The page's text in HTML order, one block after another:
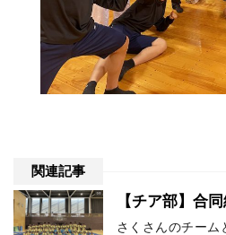
関連記事
【チア部】合
さくさんのチーム